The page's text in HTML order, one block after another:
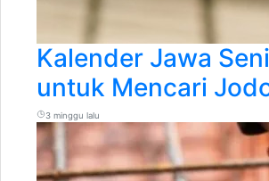
Kalender Jawa
untuk Mencari
3 minggu lalu